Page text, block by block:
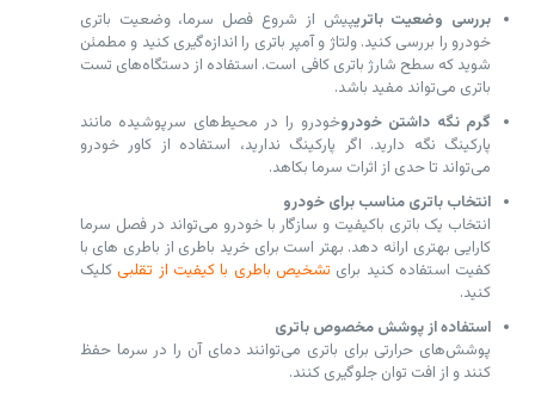
بررسی وضعیت باتریپیش از شروع فصل سرما، وضعیت باتری
خودرو را بررسی کنید. ولتاژ و آمپر باتری را اندازه‌گیری کنید و مطمئن
شوید که سطح شارژ باتری کافی است. استفاده از دستگاه‌های تست
باتری می‌تواند مفید باشد.
گرم نگه داشتن خودروخودرو را در محیط‌های سرپوشیده مانند
پارکینگ نگه دارید. اگر پارکینگ ندارید، استفاده از کاور خودرو
می‌تواند تا حدی از اثرات سرما بکاهد.
انتخاب باتری مناسب برای خودرو
انتخاب یک باتری باکیفیت و سازگار با خودرو می‌تواند در فصل سرما
کارایی بهتری ارائه دهد. بهتر است برای خرید باطری از باطری های با
کفیت استفاده کنید برای تشخیص باطری با کیفیت از تقلبیکلیک
کنید.
استفاده از پوشش مخصوص باتری
پوشش‌های حرارتی برای باتری می‌توانند دمای آن را در سرما حفظ
کنند و از افت توان جلوگیری کنند.